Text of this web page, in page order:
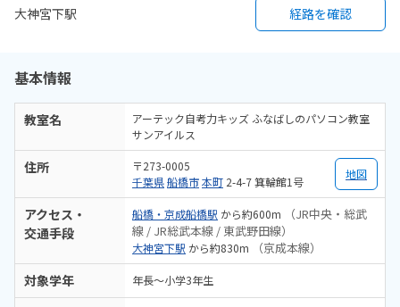
大神宮下駅 経路を確認
基本情報
教室名
アーテック自考力キッズ ふなばしのパソコン教室
サンアイルス
住所
〒273-0005
千葉県船橋市本町 2-4-7 箕輪館1号
地図
アクセス・
交通手段
船橋・京成船橋駅 から約600m
（JR中央・総武
線 / JR総武本線 / 東武野田線）
大神宮下駅 から約830m （京成本線）
対象学年 年長～小学3年生